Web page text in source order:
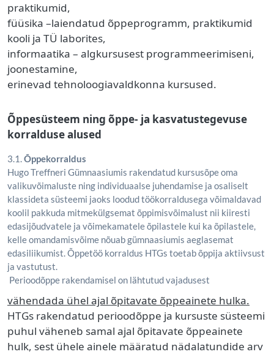
praktikumid,
füüsika –laiendatud õppeprogramm, praktikumid
kooli ja TÜ laborites,
informaatika – algkursusest programmeerimiseni,
joonestamine,
erinevad tehnoloogiavaldkonna kursused.
Õppesüsteem ning õppe- ja kasvatustegevuse
korralduse alused
3.1.Õppekorraldus
Hugo Treffneri Gümnaasiumis rakendatud kursusõpe oma
valikuvõimaluste ning individuaalse juhendamise ja osaliselt
klassideta süsteemi jaoks loodud töökorraldusega võimaldavad
koolil pakkuda mitmekülgsemat õppimisvõimalust nii kiiresti
edasijõudvatele ja võimekamatele õpilastele kui ka õpilastele,
kelle omandamisvõime nõuab gümnaasiumis aeglasemat
edasiliikumist. Õppetöö korraldus HTGs toetab õppija aktiivsust
ja vastutust.
Perioodõppe rakendamisel on lähtutud vajadusest
vähendada ühel ajal õpitavate õppeainete hulka.
HTGs rakendatud perioodõppe ja kursuste süsteemi
puhul väheneb samal ajal õpitavate õppeainete
hulk, sest ühele ainele määratud nädalatundide arv